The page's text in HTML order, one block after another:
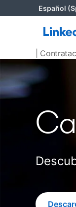
Español
|